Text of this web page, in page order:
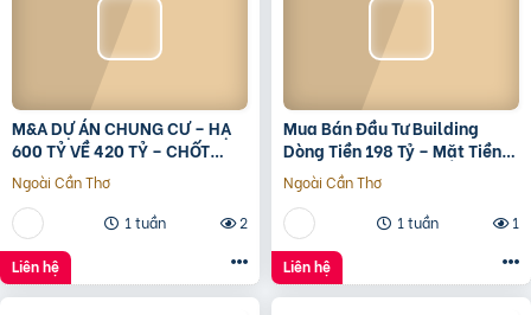
M&A DỰ ÁN CHUNG CƯ – HẠ
600 TỶ VỀ 420 TỶ – CHỐT
LVCC
Ngoài Cần Thơ
1 tuần
2
Liên hệ
Mua Bán Đầu Tư Building
Dòng Tiền 198 Tỷ – Mặt Tiền
Đường 3/2, Trung Tâm Quận
10
Ngoài Cần Thơ
1 tuần
1
Liên hệ